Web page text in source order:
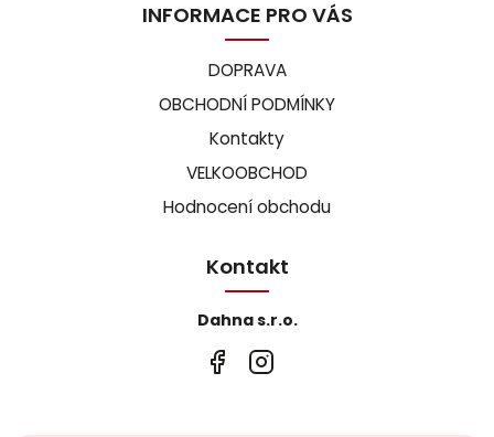
INFORMACE PRO VÁS
DOPRAVA
OBCHODNÍ PODMÍNKY
Kontakty
VELKOOBCHOD
Hodnocení obchodu
Kontakt
Dahna s.r.o.